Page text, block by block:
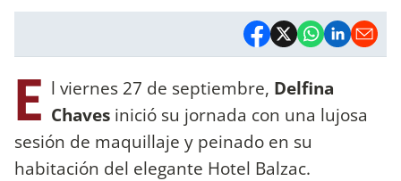
E l viernes 27 de septiembre, Delfina
Chaves inició su jornada con una lujosa
sesión de maquillaje y peinado en su
habitación del elegante Hotel Balzac.